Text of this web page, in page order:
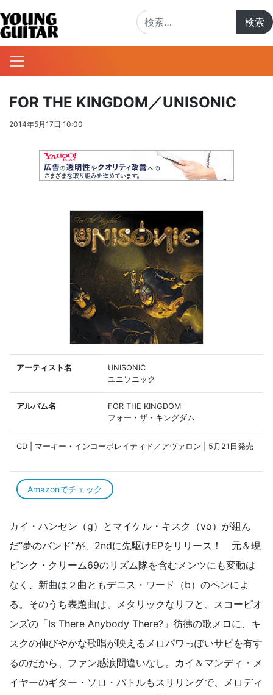
FOR THE KINGDOM／UNISONIC
2014年5月17日 10:00
アーティスト名
UNISONIC
ユニソニック
アルバム名
FOR THE KINGDOM
フォー・ザ・キングダム
CD | マーキー・インコーポレイティド／アヴァロン | 5月21日発売
Amazonでチェック
カイ・ハンセン（g）とマイケル・キスク（vo）が組ん
だ“夢のバンド”が、2ndに先駆けEPをリリース！ 元＆現
ピンク・クリーム69のリズム隊を含むメンツにも変動は
なく、新曲は２曲ともデニス・ワード（b）のペンによ
る。そのうち表題曲は、メタリックなリフと、スコーピオ
ンズの「Is There Anybody There?」彷彿の歌メロに、キ
スクの伸びやかな歌唱が映えるメロパワっぽいサビを有す
るのだから、ファン感涙間違いなし。カイ＆マンディ・メ
イヤーのギター・ソロ・バトルもスリリングで、メロディ